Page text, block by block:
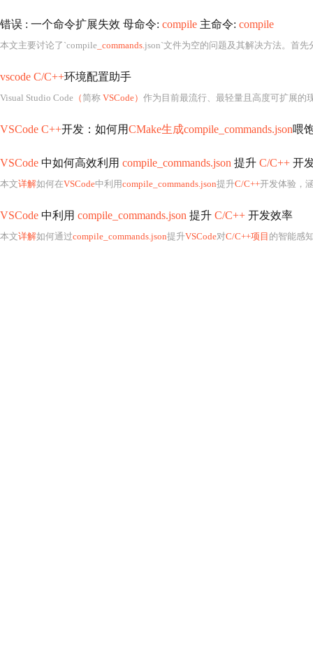
错误 : 一个命令扩展失效 母命令: compile 主命令: compile
本文主要讨论了`compile _commands.json`文件为空的问题及其解决方法。首先分析了
vscode C/C++环境配置助手
Visual Studio Code （简称 VSCode） 作为目前最流行、最轻量且高度可扩展的
VSCode C++开发：如何用CMake生成compile_commands.json喂
VSCode 中如何高效利用 compile_commands.json 提升 C/C++ 开
本文详解如何在VSCode中利用compile_commands.json提升C/C++开发体验，
VSCode 中利用 compile_commands.json 提升 C/C++ 开发效率
本文详解如何通过compile_commands.json提升VSCode对C/C++项目 的智能感知能